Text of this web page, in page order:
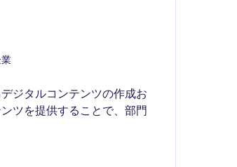
ジタルコンテンツの作成お
ツを提供することで、部門